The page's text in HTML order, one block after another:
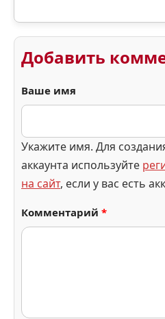
Добавить
Ваше имя
Укажите имя. Для
аккаунта используйте
на сайт, если у вас есть
Комментарий *